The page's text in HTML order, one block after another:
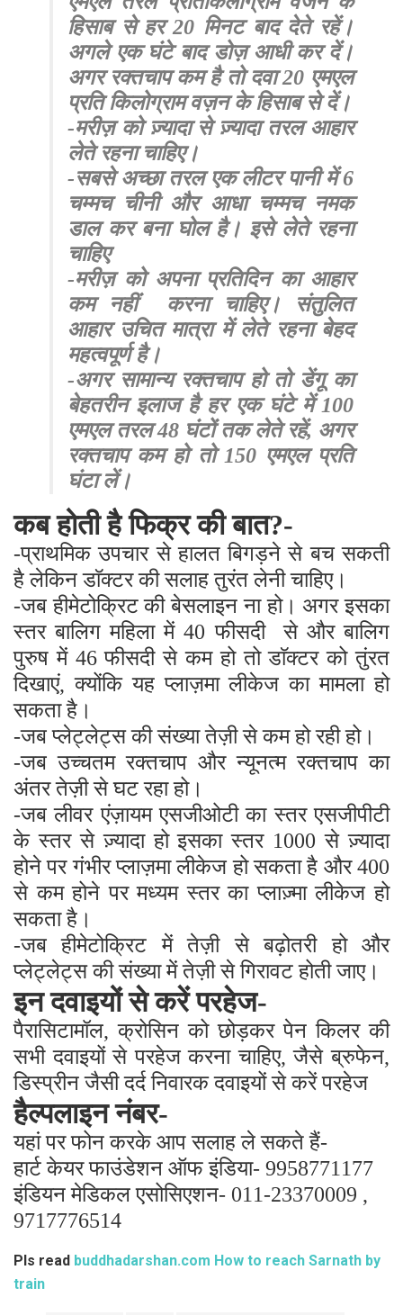
हिसाब से हर 20 मिनट बाद देते रहें।
अगले एक घंटे बाद डोज़ आधी कर दें।
अगर रक्तचाप कम है तो दवा 20 एमएल
प्रति किलोग्राम वज़न के हिसाब से दें।
-मरीज़ को ज़्यादा से ज़्यादा तरल आहार
लेते रहना चाहिए।
-सबसे अच्छा तरल एक लीटर पानी में 6
चम्मच चीनी और आधा चम्मच नमक
डाल कर बना घोल है। इसे लेते रहना
चाहिए
-मरीज़ को अपना प्रतिदिन का आहार
कम नहीं
करना चाहिए। संतुलित
आहार उचित मात्रा में लेते रहना बेहद
महत्वपूर्ण है।
-अगर सामान्य रक्तचाप हो तो डेंगू का
बेहतरीन इलाज है हर एक घंटे में 100
एमएल तरल 48 घंटों तक लेते रहें, अगर
रक्तचाप कम हो तो 150 एमएल प्रति
घंटा लें।
कब होती है फिक्र की बात?-
-प्राथमिक उपचार से हालत बिगड़ने से बच सकती
है लेकिन डाॅक्टर की सलाह तुरंत लेनी चाहिए।
-जब हीमेटोक्रिट की बेसलाइन ना हो। अगर इसका
स्तर बालिग महिला में 40 फीसदी
से और बालिग
पुरुष में 46 फीसदी से कम हो तो डाॅक्टर को तुंरत
दिखाएं, क्योंकि यह प्लाज़मा लीकेज का मामला हो
सकता है।
-जब प्लेट्लेट्स की संख्या तेज़ी से कम हो रही हो।
-जब उच्चतम रक्तचाप और न्यूनत्म रक्तचाप का
अंतर तेज़ी से घट रहा हो।
-जब लीवर एंज़ायम एसजीओटी का स्तर एसजीपीटी
के स्तर से ज़्यादा हो इसका स्तर 1000 से ज़्यादा
होने पर गंभीर प्लाज़मा लीकेज हो सकता है और 400
से कम होने पर मध्यम स्तर का प्लाज़्मा लीकेज हो
सकता है।
-जब हीमेटोक्रिट में तेज़ी से बढ़ोतरी हो और
प्लेट्लेट्स की संख्या में तेज़ी से गिरावट होती जाए।
इन दवाइयों से करें परहेज-
पैरासिटामॉल, क्रोसिन को छोड़कर पेन किलर की
सभी दवाइयों से परहेज करना चाहिए, जैसे ब्रुफेन,
डिस्प्रीन जैसी दर्द निवारक दवाइयों से करें परहेज
हैल्पलाइन नंबर-
यहां पर फोन करके आप सलाह ले सकते हैं-
हार्ट केयर फाउंडेशन ऑफ इंडिया- 9958771177
इंडियन मेडिकल एसोसिएशन- 011-23370009 ,
9717776514
Pls read buddhadarshan.com How to reach Sarnath by
train